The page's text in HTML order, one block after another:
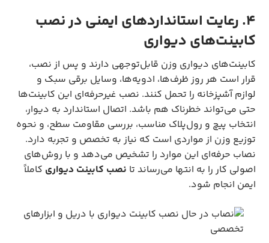
۴. رعایت استانداردهای ایمنی در نصب
کابینت‌های دیواری
کابینت‌های دیواری وزن قابل‌توجهی دارند و پس از نصب،
قرار است هر روز ظرف‌ها، ادویه‌ها، وسایل برقی سبک و
لوازم آشپزخانه را تحمل کنند. نصب غیرحرفه‌ای این کابینت‌ها
حتی می‌تواند خطرناک هم باشد. اتصال استاندارد به دیوار،
انتخاب پیچ و رول‌پلاک مناسب، بررسی مقاومت سطح، و نحوه
توزیع وزن از مواردی است که نیاز به تخصص و تجربه دارد.
نصاب حرفه‌ای این موارد را تشخیص می‌دهد و با روش‌های
اصولی کار را به انتها می‌رساند تا نصب کابینت دیواری کاملاً
ایمن انجام شود.